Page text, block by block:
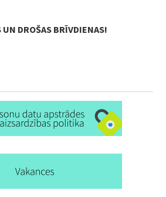
DROŠAS BRĪVDIENAS!